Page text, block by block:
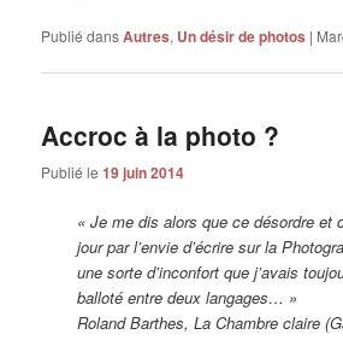
Publié dansAutres, Un désir de photos |
Accroc à la photo ?
Publié le19 juin 2014
« Je me dis alors que ce désordre
jour par l’envie d’écrire sur la
une sorte d’inconfort que j’avais
balloté entre deux langages… »
Roland Barthes, La Chambre claire